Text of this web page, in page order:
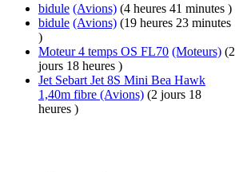
bidule (Avions) (4 heures 41 minutes )
bidule (Avions) (19 heures 23 minutes
)
Moteur 4 temps OS FL70 (Moteurs) (2
jours 18 heures )
Jet Sebart Jet 8S Mini Bea Hawk
1,40m fibre (Avions) (2 jours 18
heures )